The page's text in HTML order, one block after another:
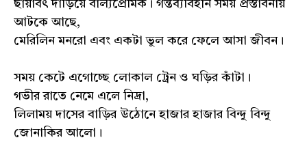
ছায়াবৎ দাঁড়িয়ে বাল্যপ্রেমিক। গন্তব্যবিহীন সময় প্রস্তাবনায়
আটকে আছে,
মেরিলিন মনরো এবং একটা ভুল করে ফেলে আসা জীবন।
সময় কেটে এগোচ্ছে লোকাল ট্রেন ও ঘড়ির কাঁটা।
গভীর রাতে নেমে এলে নিদ্রা,
লিলাময় দাসের বাড়ির উঠোনে হাজার হাজার বিন্দু বিন্দু
জোনাকির আলো।